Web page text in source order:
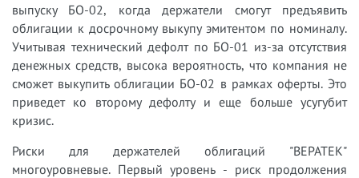
выпуску БО-02, когда держатели смогут предъявить
облигации к досрочному выкупу эмитентом по номиналу.
Учитывая технический дефолт по БО-01 из-за отсутствия
денежных средств, высока вероятность, что компания не
сможет выкупить облигации БО-02 в рамках оферты. Это
приведет ко второму дефолту и еще больше усугубит
кризис.
Риски для держателей облигаций "ВЕРАТЕК"
многоуровневые. Первый уровень - риск продолжения